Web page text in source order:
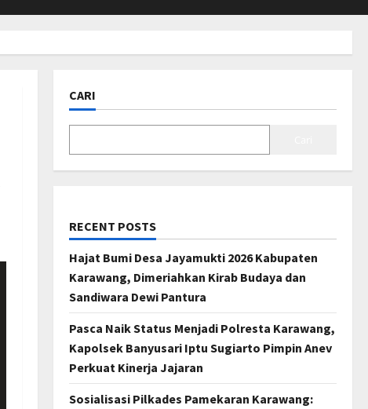
CARI
RECENT POSTS
Hajat Bumi Desa Jayamukti 2026 Kabupaten
Karawang, Dimeriahkan Kirab Budaya dan
Sandiwara Dewi Pantura
Pasca Naik Status Menjadi Polresta Karawang,
Kapolsek Banyusari Iptu Sugiarto Pimpin Anev
Perkuat Kinerja Jajaran
Sosialisasi Pilkades Pamekaran Karawang: